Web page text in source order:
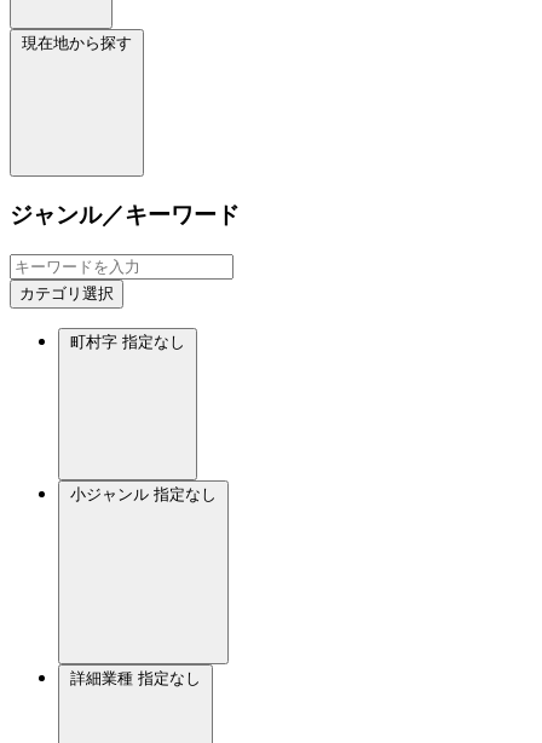
現在地から探す
ジャンル／キーワード
カテゴリ選択
町村字 指定なし
小ジャンル 指定なし
詳細業種 指定なし